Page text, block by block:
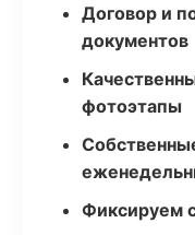
Договор и
документов
фотоэтапы
Фиксируем